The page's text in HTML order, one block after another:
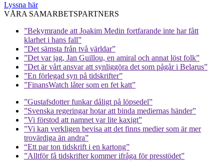
Lyssna här
VÅRA SAMARBETSPARTNERS
”Bekymrande att Joakim Medin fortfarande inte har fått
klarhet i hans fall”
”Det sämsta från två världar”
”Det var jag, Jan Guillou, en amiral och annat löst folk”
”Det är vårt ansvar att synliggöra det som pågår i Belarus”
”En förlegad syn på tidskrifter”
”FinansWatch låter som en fet katt”
”Gustafsdotter funkar dåligt på löpsedel”
”Svenska regeringar hotar att binda mediernas händer”
”Vi förstod att namnet var lite kaxigt”
”Vi kan verkligen bevisa att det finns medier som är mer
trovärdiga än andra”
“Ett par ton tidskrift i en kartong”
”Alltför få tidskrifter kommer ifråga för presstödet”